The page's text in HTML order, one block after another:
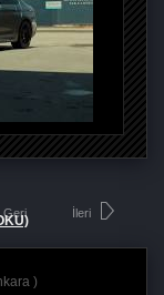
Geri İleri